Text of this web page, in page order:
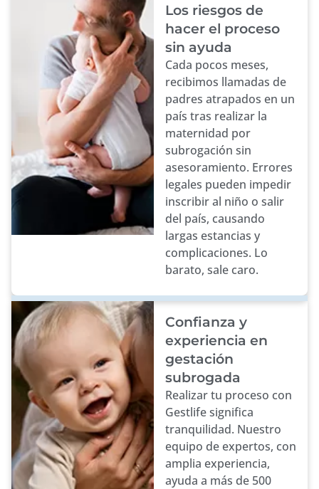
Los riesgos de
hacer el proceso
sin ayuda
Cada pocos meses,
recibimos llamadas de
padres atrapados en un
país tras realizar la
maternidad por
subrogación sin
asesoramiento. Errores
legales pueden impedir
inscribir al niño o salir
del país, causando
largas estancias y
complicaciones. Lo
barato, sale caro.
Confianza y
experiencia en
gestación
subrogada
Realizar tu proceso con
Gestlife significa
tranquilidad. Nuestro
equipo de expertos, con
amplia experiencia,
ayuda a más de 500